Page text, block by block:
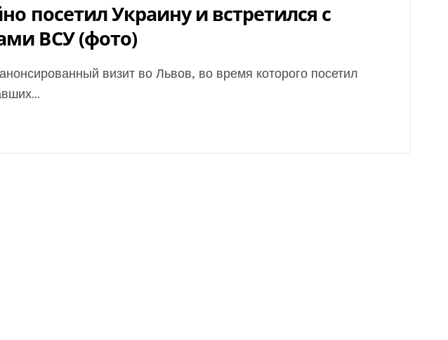
посетил Украину и встретился с
ВСУ (фото)